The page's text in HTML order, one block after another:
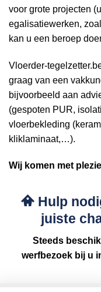
voor grote projecten
egalisatiewerken,
kan u een beroep
Vloerder-
graag van een
bijvoorbeeld aan
(gespoten PUR,
vloerbekleding
kliklaminaat,…).
Wij komen met
Hulp
juiste
Steeds
werfbezoek bij u